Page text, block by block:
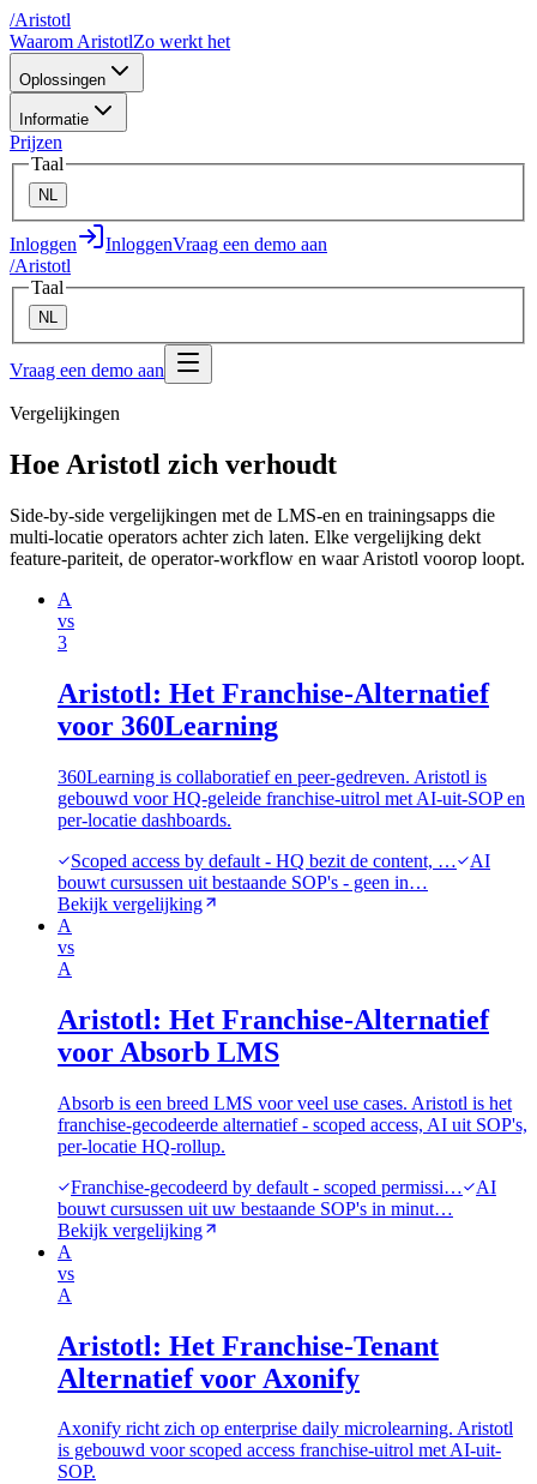
/Aristotl
Waarom AristotlZo werkt het
Oplossingen
Informatie
Prijzen
Taal
NL
Inloggen InloggenVraag een demo aan
/Aristotl
Taal
NL
Vraag een demo aan
Vergelijkingen
Hoe Aristotl zich verhoudt
Side-by-side vergelijkingen met de LMS-en en trainingsapps die
multi-locatie operators achter zich laten. Elke vergelijking dekt
feature-pariteit, de operator-workflow en waar Aristotl voorop loopt.
A
vs
3
Aristotl: Het Franchise-Alternatief
voor 360Learning
360Learning is collaboratief en peer-gedreven. Aristotl is
gebouwd voor HQ-geleide franchise-uitrol met AI-uit-SOP en
per-locatie dashboards.
Scoped access by default - HQ bezit de content, …
AI
bouwt cursussen uit bestaande SOP's - geen in…
Bekijk vergelijking
A
vs
A
Aristotl: Het Franchise-Alternatief
voor Absorb LMS
Absorb is een breed LMS voor veel use cases. Aristotl is het
franchise-gecodeerde alternatief - scoped access, AI uit SOP's,
per-locatie HQ-rollup.
Franchise-gecodeerd by default - scoped permissi…
AI
bouwt cursussen uit uw bestaande SOP's in minut…
Bekijk vergelijking
A
vs
A
Aristotl: Het Franchise-Tenant
Alternatief voor Axonify
Axonify richt zich op enterprise daily microlearning. Aristotl
is gebouwd voor scoped access franchise-uitrol met AI-uit-
SOP.